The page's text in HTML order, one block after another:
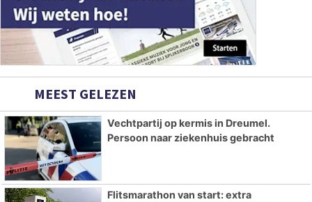
MEEST GELEZEN
Vechtpartij op kermis in Dreumel.
Persoon naar ziekenhuis gebracht
Flitsmarathon van start: extra